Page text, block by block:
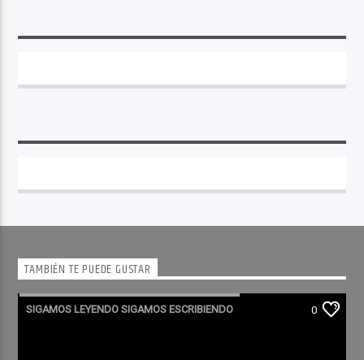
TAMBIÉN TE PUEDE GUSTAR
SIGAMOS LEYENDO SIGAMOS ESCRIBIENDO 0